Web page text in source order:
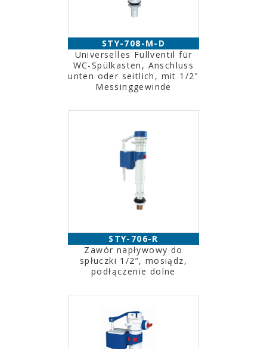
STY-708-M-D
Universelles Füllventil für
WC-Spülkasten, Anschluss
unten oder seitlich, mit 1/2"
Messinggewinde
STY-706-R
Zawór napływowy do
spłuczki 1/2”, mosiądz,
podłączenie dolne